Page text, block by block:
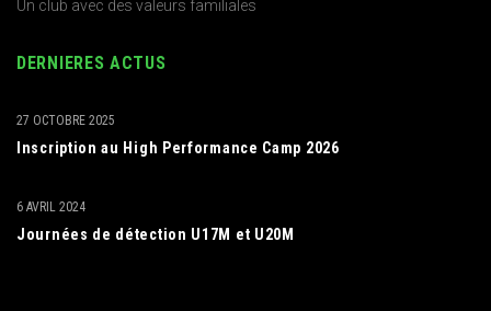
Un club avec des valeurs familiales
DERNIERES ACTUS
Inscription au High Performance Camp 2026
27 OCTOBRE 2025
Journées de détection U17M et U20M
6 AVRIL 2024